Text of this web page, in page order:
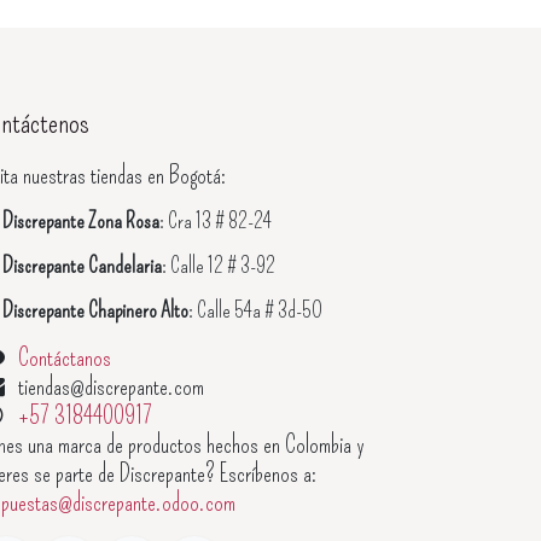
nuestras tiendas en Bogotá:
Discrepante Zona Rosa: Cra 13 # 82-24
Discrepante Candelaria: Calle 12 # 3-92
Discrepante Chapinero Alto: Calle 54a # 3d-50
Contáctanos
tiendas@discrepante.com
+57 3184400917
una marca de productos hechos en Colombia y
se parte de Discrepante? Escríbenos a: